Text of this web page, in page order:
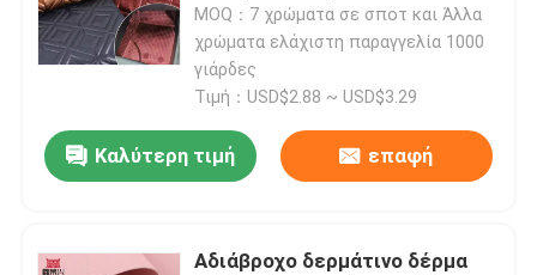
αυτοκινήτων και έπιπλα
MOQ：7 χρώματα σε σποτ και Άλλα
χρώματα ελάχιστη παραγγελία 1000
γιάρδες
Τιμή：USD$2.88 ~ USD$3.29
Καλύτερη τιμή επαφή
Αδιάβροχο δερμάτινο δέρμα